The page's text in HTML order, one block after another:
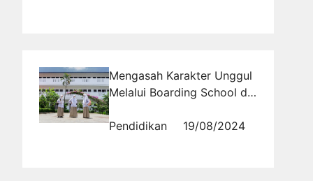
Mengasah Karakter Unggul
Melalui Boarding School di
Terhadap Sekolah Asrama
Pendidikan 19/08/2024